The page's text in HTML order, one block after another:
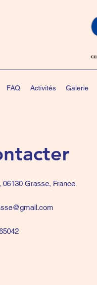
FAQ Activités Galerie
06130 Grasse, France